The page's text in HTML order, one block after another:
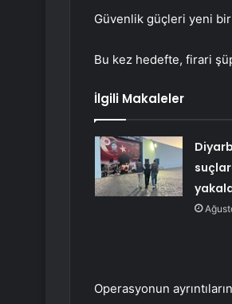
Güvenlik güçleri yeni
Bu kez hedefte, firari
İlgili Makaleler
Operasyonun